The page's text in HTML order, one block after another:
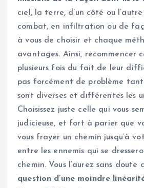
ciel, la terre, d’un côté ou
combat, en infiltration ou de
à vous de choisir et chaque
avantages. Ainsi, recommencer
plusieurs fois du fait de leur
pas forcément de problème tant
sont diverses et différentes les
Choisissez juste celle qui vous
judicieuse, et fort à parier que
vous frayer un chemin jusqu’à
entre les ennemis qui se
chemin. Vous l’aurez sans doute
question d’une moindre